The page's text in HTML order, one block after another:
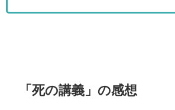
「死の講義」の感想